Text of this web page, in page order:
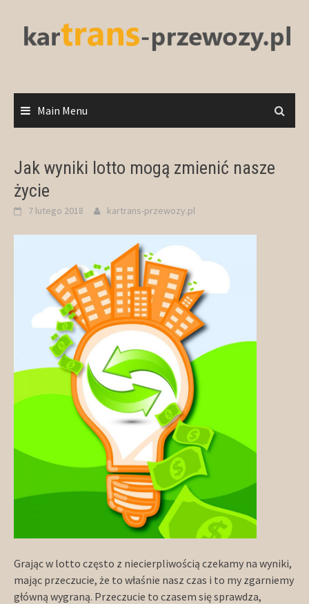
content
Main Menu
Jak wyniki lotto mogą zmienić nasze
życie
7 lutego 2018 kartrans-przewozy.pl
Grając w lotto często z niecierpliwością czekamy na wyniki,
mając przeczucie, że to właśnie nasz czas i to my zgarniemy
główną wygraną. Przeczucie to czasem się sprawdza,